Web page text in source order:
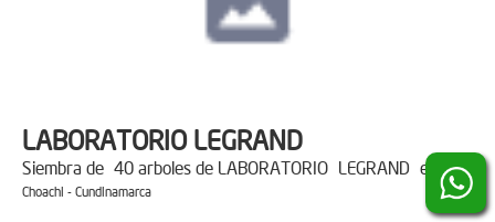
LABORATORIO LEGRAND
Siembra de 40 arboles de LABORATORIO LEGRAND en
Choachi - Cundinamarca